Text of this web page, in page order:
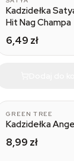
Kadzidełka
Hit Nag Champa
6,49 zł
GREEN TREE
Kadzidełka
8,99 zł